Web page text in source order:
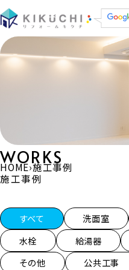
WORKS
施工事例
HOME›施工事例
施工事例一覧
すべて 洗面室
水栓
給湯器
その他
公共工事